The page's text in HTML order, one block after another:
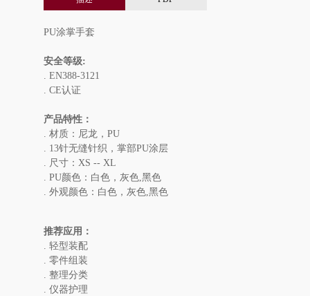
PU涂掌手套
安全等级:
. EN388-3121
. CE认证
产品特性：
. 材质：尼龙，PU
. 13针无缝针织，掌部PU涂层
. 尺寸：XS -- XL
. PU颜色：白色，灰色,黑色
. 外观颜色：白色，灰色,黑色
推荐应用：
. 轻型装配
. 零件组装
. 整理分类
. 仪器护理